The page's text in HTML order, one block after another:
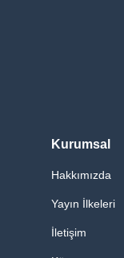
Kurumsal
Hakkımızda
Yayın İlkeleri
İletişim